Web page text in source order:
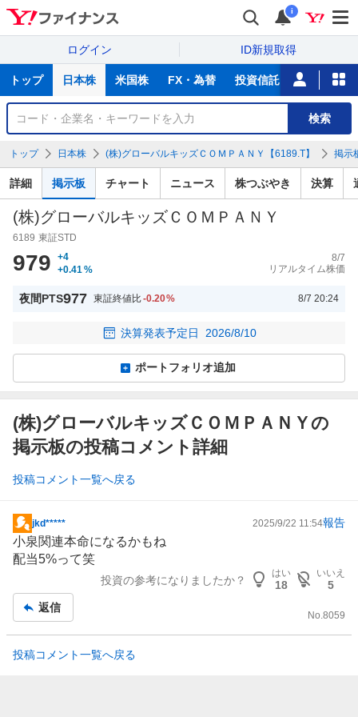
i
ログイン ID新規取得
サ
トップ 日本株 米国株 FX・為替 投資信託 ニュース
銘
検
索
検索
トップ 日本株 (株)グローバルキッズＣＯＭＰＡＮＹ【6189.T】 掲示
詳細 掲示板 チャート ニュース 株つぶやき 決算
(株)グローバルキッズＣＯＭＰＡＮＹ
6189 東証STD
979
+4
+0.41 %
8/7
リアルタイム株価
夜間PTS977 東証終値比-0.20% 8/7 20:24
決算発表予定日 2026/8/10
ポートフォリオ追加
(株)グローバルキッズＣＯＭＰＡＮＹの
掲示板の投稿コメント詳細
投稿コメント一覧へ戻る
掲
示
板
jkd***** 2025/9/22 11:54報告
小泉関連本命になるかもね
配当5%って笑
投資の参考になりましたか？
はい
18
いいえ
5
返信
No.8059
投稿コメント一覧へ戻る